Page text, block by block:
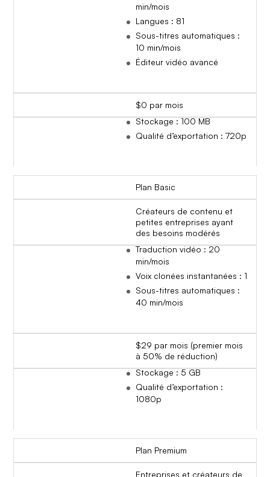
min/mois
Langues : 81
Sous-titres automatiques :
10 min/mois
Éditeur vidéo avancé
$0 par mois
Stockage : 100 MB
Qualité d’exportation : 720p
Plan Basic
Créateurs de contenu et
petites entreprises ayant
des besoins modérés
Traduction vidéo : 20
min/mois
Voix clonées instantanées : 1
Sous-titres automatiques :
40 min/mois
$29 par mois (premier mois
à 50% de réduction)
Stockage : 5 GB
Qualité d’exportation :
1080p
Plan Premium
Entreprises et créateurs de